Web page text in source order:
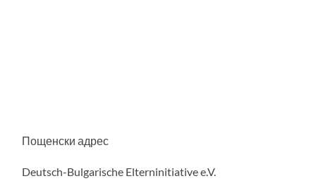
Пощенски адрес
Deutsch-Bulgarische Elterninitiative e.V.